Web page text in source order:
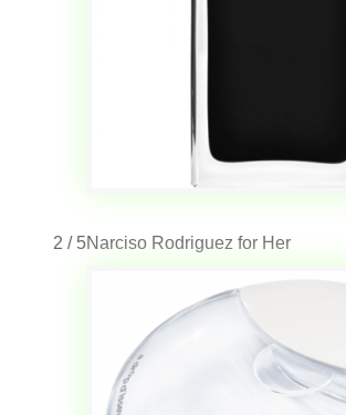
2 / 5Narciso Rodriguez for Her